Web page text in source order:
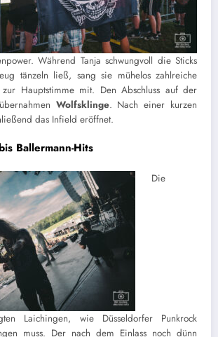
Während Tanja schwungvoll die Sticks
tänzeln ließ, sang sie mühelos zahlreiche
zur Hauptstimme mit. Den Abschluss auf der
Wolfsklinge. Nach einer kurzen
das Infield eröffnet.
Ballermann-Hits
Die
Laichingen, wie Düsseldorfer Punkrock
muss. Der nach dem Einlass noch dünn